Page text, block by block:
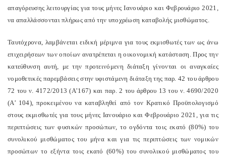
απαγόρευσης λειτουργίας για τους μήνες Ιανουάριο και Φεβρουάριο 2021,
να απαλλάσσονται πλήρως από την υποχρέωση καταβολής μισθώματος.
Ταυτόχρονα, λαμβάνεται ειδική μέριμνα για τους εκμισθωτές των ως άνω
επιχειρήσεων των οποίων ανατρέπεται η οικονομική κατάσταση. Προς την
κατεύθυνση αυτή, με την προτεινόμενη διάταξη γίνονται οι αναγκαίες
νομοθετικές παρεμβάσεις στην υφιστάμενη διάταξη της παρ. 42 του άρθρου
72 του ν. 4172/2013 (Α’167) και παρ. 2 του άρθρου 13 του ν. 4690/2020
(Α’ 104), προκειμένου να καταβληθεί από τον Κρατικό Προϋπολογισμό
στους εκμισθωτές για τους μήνες Ιανουάριο και Φεβρουάριο 2021, για τις
περιπτώσεις των φυσικών προσώπων, το ογδόντα τοις εκατό (80%) του
συνολικού μισθώματος του μήνα και για τις περιπτώσεις των νομικών
προσώπων το εξήντα τοις εκατό (60%) του συνολικού μισθώματος του